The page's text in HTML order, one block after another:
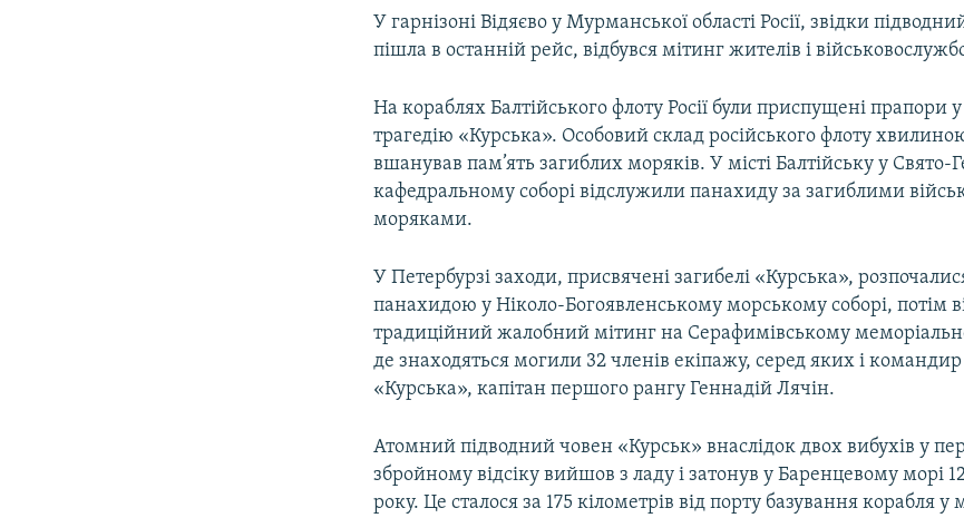
У гарнізоні Відяєво у Мурманської області Росії, звідки
пішла в останній рейс, відбувся мітинг жителів і
На кораблях Балтійського флоту Росії були приспущені прапори
трагедію «Курська». Особовий склад російського флоту
вшанував пам’ять загиблих моряків. У місті Балтійську у Свято-
кафедральному соборі відслужили панахиду за загиблими
моряками.
У Петербурзі заходи, присвячені загибелі «Курська»,
панахидою у Ніколо-Богоявленському морському соборі, потім
традиційний жалобний мітинг на Серафимівському
де знаходяться могили 32 членів екіпажу, серед яких і
«Курська», капітан першого рангу Геннадій Лячін.
Атомний підводний човен «Курськ» внаслідок двох вибухів у
збройному відсіку вийшов з ладу і затонув у Баренцевому морі
року. Це сталося за 175 кілометрів від порту базування корабля у